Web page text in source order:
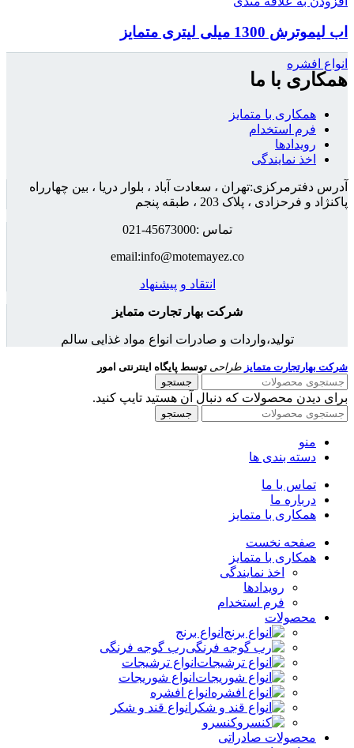
اب لیموترش 1300 میلی لیتری متمایز
انواع افشره
همکاری با ما
همکاری با متمایز
فرم استخدام
رویدادها
اخذ نمایندگی
آدرس دفترمرکزی:تهران ، سعادت آباد ، بلوار دریا ، بین چهارراه
پاکنژاد و فرحزادی ، پلاک 203 ، طبقه پنجم
تماس :45673000-021
email:info@motemayez.co
انتقاد و پیشنهاد
شرکت بهار تجارت متمایز
تولید،واردات و صادرات انواع مواد غذایی سالم
شرکت بهارتجارت متمایز طراحی توسط پایگاه اینترنتی امور
جستجو
برای دیدن محصولات که دنبال آن هستید تایپ کنید.
جستجو
منو
دسته بندی ها
تماس با ما
درباره ما
همکاری با متمایز
صفحه نخست
همکاری با متمایز
اخذ نمایندگی
رویدادها
فرم استخدام
محصولات
انواع برنج
رب گوجه فرنگی
انواع ترشیجات
انواع شوریجات
انواع افشره
انواع قند و شکر
کنسرو
محصولات صادراتی